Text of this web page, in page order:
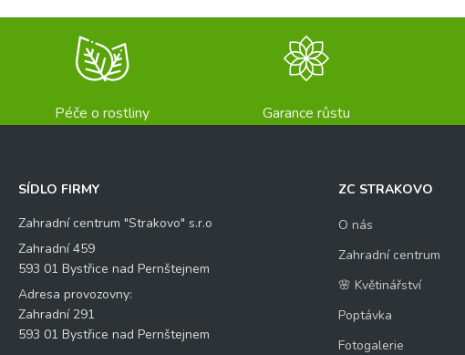
Péče o rostliny Garance růstu
SÍDLO FIRMY
Zahradní centrum "Strakovo" s.r.o
Zahradní 459
593 01 Bystřice nad Pernštejnem
Adresa provozovny:
Zahradní 291
593 01 Bystřice nad Pernštejnem
ZC STRAKOVO
O nás
Zahradní centrum
🌸 Květinářství
Poptávka
Fotogalerie